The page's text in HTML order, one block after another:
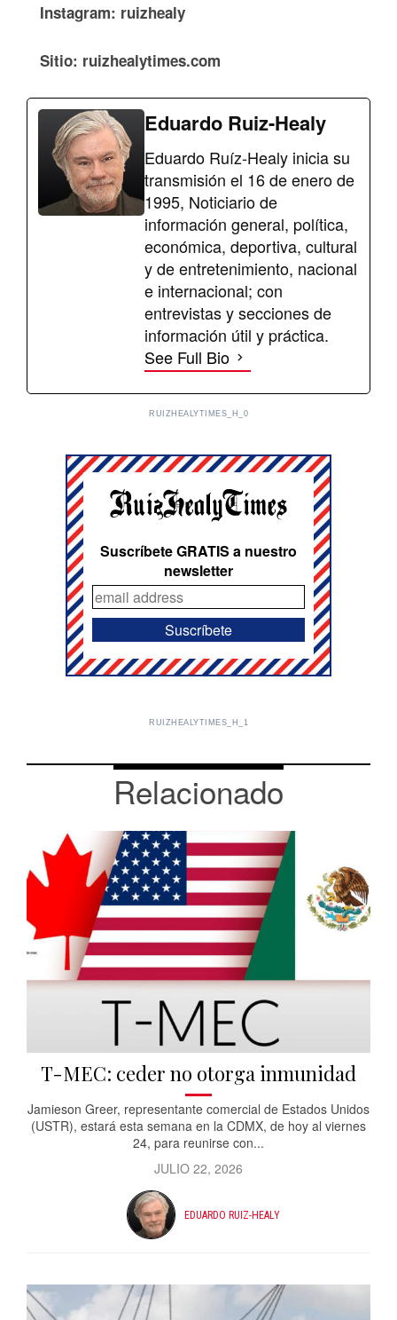
Instagram: ruizhealy
Sitio: ruizhealytimes.com
Eduardo Ruiz-Healy
Eduardo Ruíz-Healy inicia su
transmisión el 16 de enero de
1995, Noticiario de
información general, política,
económica, deportiva, cultural
y de entretenimiento, nacional
e internacional; con
entrevistas y secciones de
información útil y práctica.
See Full Bio
RUIZHEALYTIMES_H_0
Suscríbete GRATIS a nuestro
newsletter
RUIZHEALYTIMES_H_1
Relacionado
T-MEC: ceder no otorga inmunidad
Jamieson Greer, representante comercial de Estados Unidos
(USTR), estará esta semana en la CDMX, de hoy al viernes
24, para reunirse con...
JULIO 22, 2026
EDUARDO RUIZ-HEALY